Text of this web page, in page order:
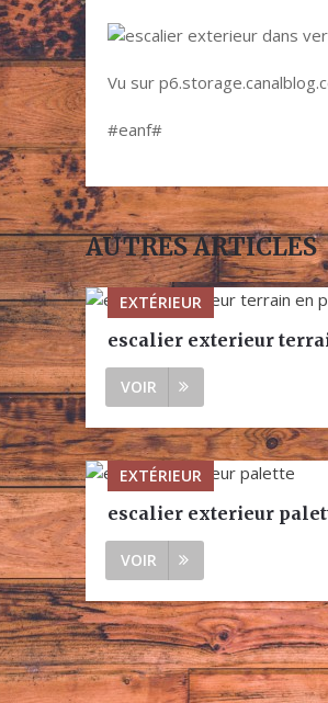
Vu sur
#eanf#
AUTRES ARTICLES
EXTÉRIEUR
escalier exterieur
VOIR
EXTÉRIEUR
escalier exterieur
VOIR